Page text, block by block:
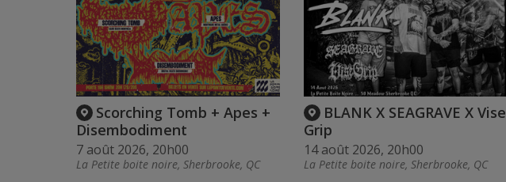
Scorching Tomb + Apes +
Disembodiment
7 août 2026, 20h00
La Petite boite noire, Sherbrooke, QC
BLANK X SEAGRAVE X Vise
Grip
14 août 2026, 20h00
La Petite boite noire, Sherbrooke, QC